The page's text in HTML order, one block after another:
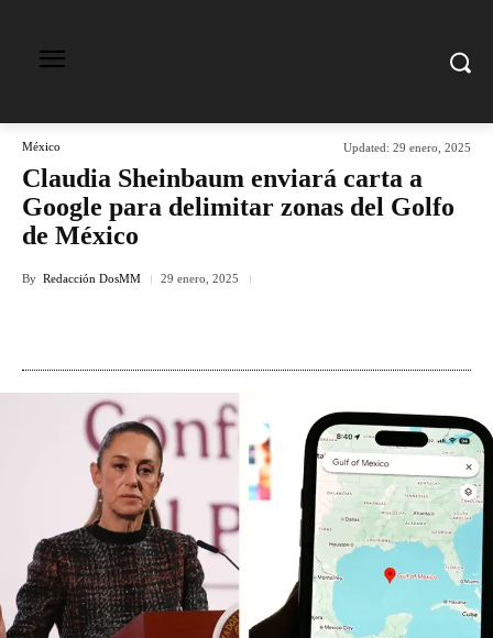
México Updated: 29 enero, 2025
Claudia Sheinbaum enviará carta a
Google para delimitar zonas del Golfo
de México
By Redacción DosMM 29 enero, 2025